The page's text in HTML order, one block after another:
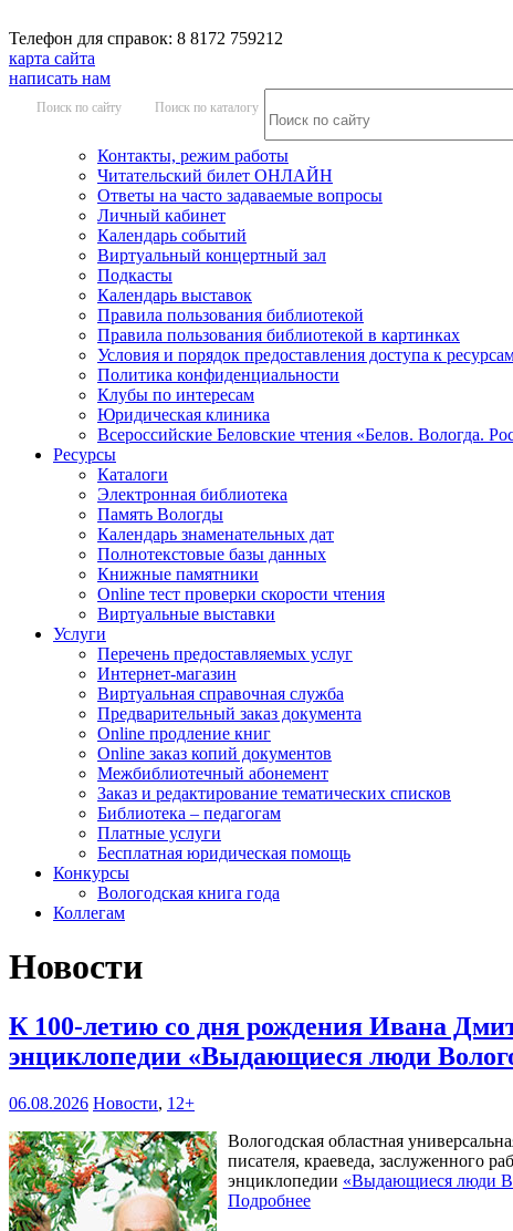
Телефон для справок: 8 8172 759212
карта сайта
написать нам
Поиск по сайту Поиск по каталогу
Контакты, режим работы
Читательский билет ОНЛАЙН
Ответы на часто задаваемые вопросы
Личный кабинет
Календарь событий
Виртуальный концертный зал
Подкасты
Календарь выставок
Правила пользования библиотекой
Правила пользования библиотекой в картинках
Условия и порядок предоставления доступа к
Политика конфиденциальности
Клубы по интересам
Юридическая клиника
Всероссийские Беловские чтения «Белов. Вологда.
Ресурсы
Каталоги
Электронная библиотека
Память Вологды
Календарь знаменательных дат
Полнотекстовые базы данных
Книжные памятники
Online тест проверки скорости чтения
Виртуальные выставки
Услуги
Перечень предоставляемых услуг
Интернет-магазин
Виртуальная справочная служба
Предварительный заказ документа
Online продление книг
Online заказ копий документов
Межбиблиотечный абонемент
Заказ и редактирование тематических списков
Библиотека – педагогам
Платные услуги
Бесплатная юридическая помощь
Конкурсы
Вологодская книга года
Коллегам
Новости
К 100-летию со дня рождения Ивана
энциклопедии «Выдающиеся люди
06.08.2026 Новости, 12+
Вологодская областная
писателя, краеведа, заслуженного
энциклопедии «Выдающиеся люди
Подробнее